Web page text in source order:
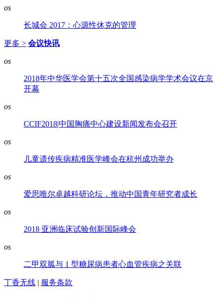
os
长城会 2017：心源性休克的管理
更多 > 会议快讯
os
2018年中华医学会第十五次全国感染病学学术会议在京
开幕
os
CCIF2018|中国胸痛中心建设新闻发布会召开
os
儿童遗传疾病精准医学峰会在杭州成功举办
os
爱思唯尔卓越科研论坛，推动中国青年研究者成长
os
2018 亚洲临床试验创新国际峰会
os
二甲双胍与 1 型糖尿病患者心血管疾病之关联
丁香无线 | 服务条款